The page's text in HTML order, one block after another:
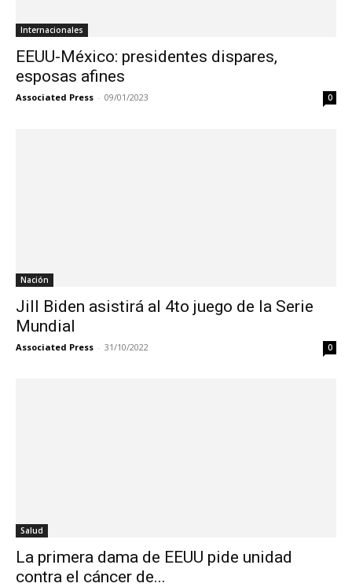
Internacionales
EEUU-México: presidentes dispares,
esposas afines
Associated Press - 09/01/2023 0
Nación
Jill Biden asistirá al 4to juego de la Serie
Mundial
Associated Press - 31/10/2022 0
Salud
La primera dama de EEUU pide unidad
contra el cáncer de...